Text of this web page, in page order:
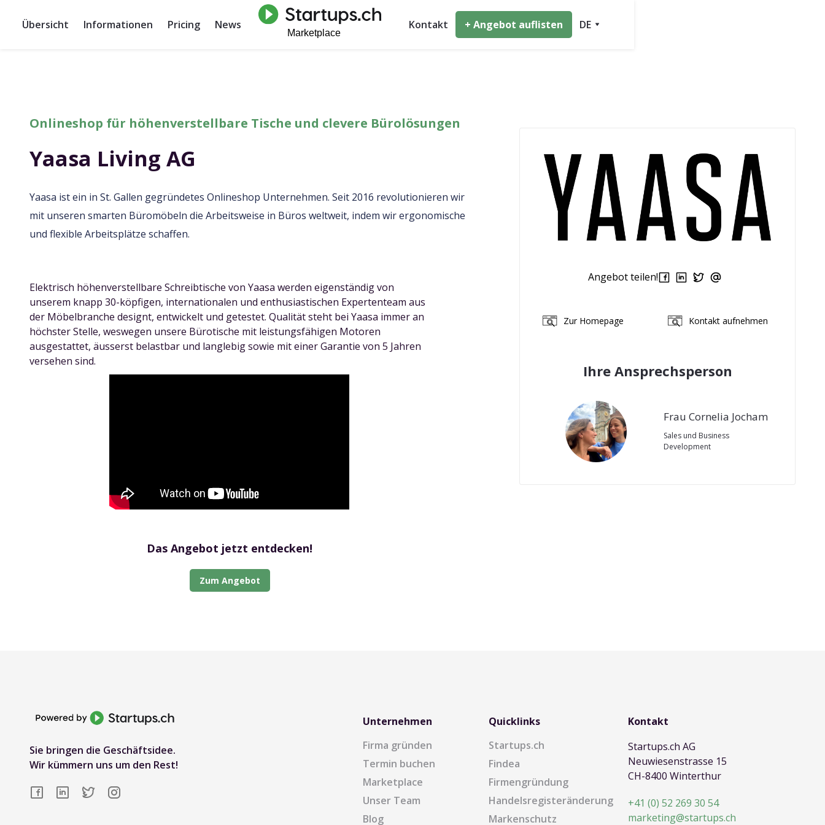
Übersicht Informationen Pricing News Kontakt + Angebot auflisten DE
Onlineshop für höhenverstellbare Tische und clevere Bürolösungen
Yaasa Living AG
Yaasa ist ein in St. Gallen gegründetes Onlineshop Unternehmen. Seit 2016 revolutionieren wir
mit unseren smarten Büromöbeln die Arbeitsweise in Büros weltweit, indem wir ergonomische
und flexible Arbeitsplätze schaffen.
Elektrisch höhenverstellbare Schreibtische von Yaasa werden eigenständig von
unserem knapp 30-köpfigen, internationalen und enthusiastischen Expertenteam aus
der Möbelbranche designt, entwickelt und getestet. Qualität steht bei Yaasa immer an
höchster Stelle, weswegen unsere Bürotische mit leistungsfähigen Motoren
ausgestattet, äusserst belastbar und langlebig sowie mit einer Garantie von 5 Jahren
versehen sind.
Das Angebot jetzt entdecken!
Zum Angebot
Angebot teilen!
Zur Homepage Kontakt aufnehmen
Ihre Ansprechsperson
Frau Cornelia Jocham
Sales und Business
Development
Sie bringen die Geschäftsidee.
Wir kümmern uns um den Rest!
Unternehmen
Firma gründen
Termin buchen
Marketplace
Unser Team
Blog
Quicklinks
Startups.ch
Findea
Firmengründung
Handelsregisteränderung
Markenschutz
Kontakt
Startups.ch AG
Neuwiesenstrasse 15
CH-8400 Winterthur
+41 (0) 52 269 30 54
marketing@startups.ch